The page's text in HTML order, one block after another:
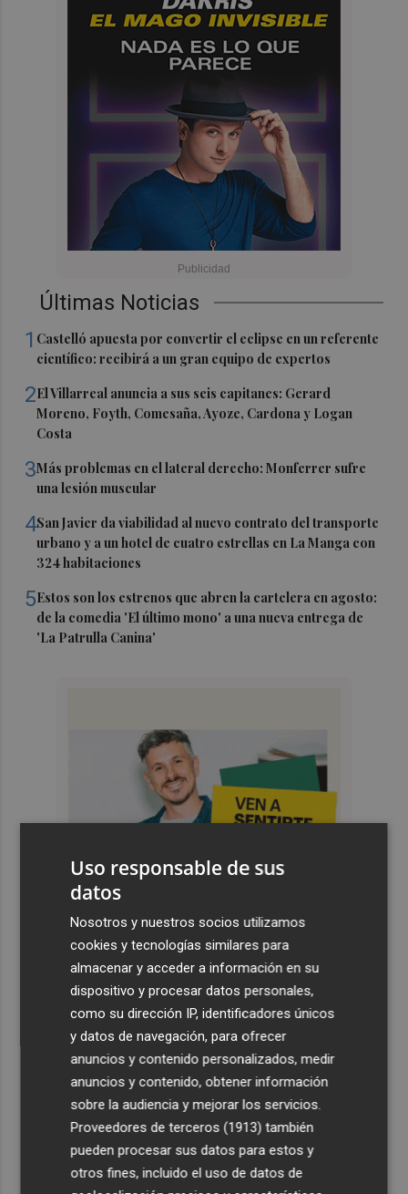
Últimas Noticias
1 Castelló apuesta por convertir el eclipse en un referente
científico: recibirá a un gran equipo de expertos
2El Villarreal anuncia a sus seis capitanes: Gerard
Moreno, Foyth, Comesaña, Ayoze, Cardona y Logan
Costa
3Más problemas en el lateral derecho: Monferrer sufre
una lesión muscular
4San Javier da viabilidad al nuevo contrato del transporte
urbano y a un hotel de cuatro estrellas en La Manga con
324 habitaciones
5Estos son los estrenos que abren la cartelera en agosto:
de la comedia 'El último mono' a una nueva entrega de
'La Patrulla Canina'
Uso responsable de sus
datos
Nosotros y nuestros socios utilizamos
cookies y tecnologías similares para
almacenar y acceder a información en su
dispositivo y procesar datos personales,
como su dirección IP, identificadores únicos
y datos de navegación, para ofrecer
anuncios y contenido personalizados, medir
anuncios y contenido, obtener información
sobre la audiencia y mejorar los servicios.
Proveedores de terceros (1913) también
pueden procesar sus datos para estos y
otros fines, incluido el uso de datos de